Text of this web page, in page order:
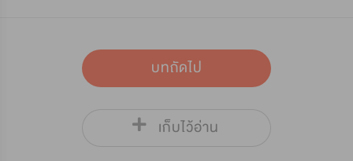
บทถัดไป
เก็บไว้อ่าน